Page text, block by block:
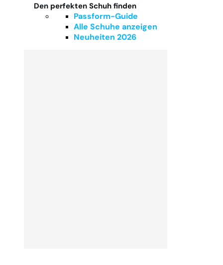
Den perfekten Schuh finden
Passform-Guide
Alle Schuhe anzeigen
Neuheiten 2026